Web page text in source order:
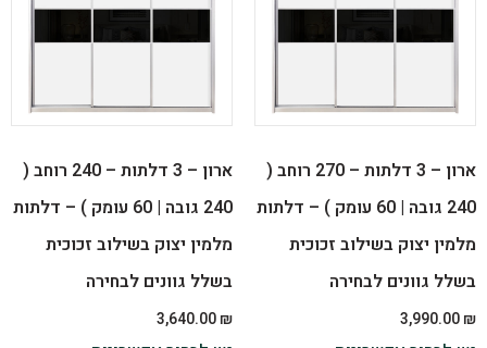
ארון – 3 דלתות – 270 רוחב (
240 גובה | 60 עומק ) – דלתות
מלמין יצוק בשילוב זכוכית
בשלל גוונים לבחירה
3,990.00 ₪
ארון – 3 דלתות – 240 רוחב (
240 גובה | 60 עומק ) – דלתות
מלמין יצוק בשילוב זכוכית
בשלל גוונים לבחירה
3,640.00 ₪